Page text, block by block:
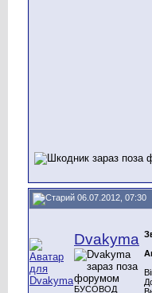
06.07.2012, 07:30
Dvakyma
БУСОВОД